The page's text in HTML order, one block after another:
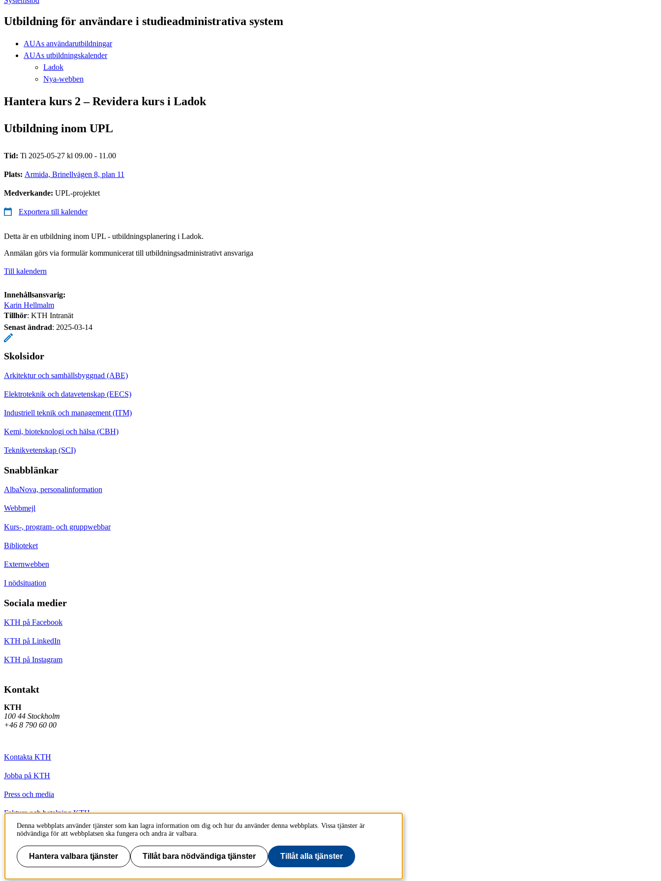
Utbildning för användare i studieadministrativa system
AUAs användarutbildningar
AUAs utbildningskalender
Ladok
Nya-webben
Hantera kurs 2 – Revidera kurs i Ladok
Utbildning inom UPL
Tid: Ti 2025-05-27 kl 09.00 - 11.00
Plats: Armida, Brinellvägen 8, plan 11
Medverkande: UPL-projektet
Exportera till kalender
Detta är en utbildning inom UPL - utbildningsplanering i Ladok.
Anmälan görs via formulär kommunicerat till utbildningsadministrativt ansvariga
Till kalendern
Innehållsansvarig:
Karin Hellmalm
Tillhör: KTH Intranät
Senast ändrad: 2025-03-14
Skolsidor
Arkitektur och samhällsbyggnad (ABE)
Elektroteknik och datavetenskap (EECS)
Industriell teknik och management (ITM)
Kemi, bioteknologi och hälsa (CBH)
Teknikvetenskap (SCI)
Snabblänkar
AlbaNova, personalinformation
Webbmejl
Kurs-, program- och gruppwebbar
Biblioteket
Externwebben
I nödsituation
Sociala medier
KTH på Facebook
KTH på LinkedIn
KTH på Instagram
Kontakt
KTH
100 44 Stockholm
+46 8 790 60 00
Kontakta KTH
Jobba på KTH
Press och media
Faktura och betalning KTH
Om KTH:s webbplatser
Tillgänglighetsredogörelse
Denna webbplats använder tjänster som kan lagra information om dig och hur du använder denna webbplats. Vissa tjänster är
nödvändiga för att webbplatsen ska fungera och andra är valbara.
Hantera valbara tjänster Tillåt bara nödvändiga tjänster Tillåt alla tjänster